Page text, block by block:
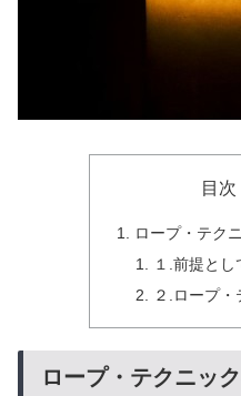
目次
ロープ・テク
１.前提と
２.ロープ・
ロープ・テクニッ